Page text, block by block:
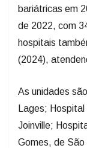
bariátricas em
de 2022, com
hospitais
(2024),
As unidades
Lages;
Joinville;
Gomes, de